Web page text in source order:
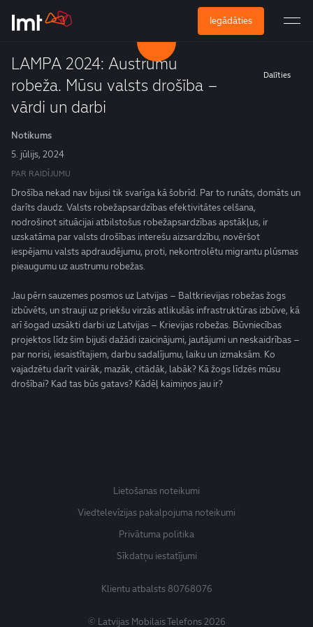
Iegādāties
LAMPA 2024: Austrumu
robeža. Mūsu valsts drošība –
vārdi un darbi
Dalīties
Notikums
5. jūlijs, 2024
PAR RAIDĪJUMU
Drošība nekad nav bijusi tik svarīga kā šobrīd. Par to runāts, domāts un
darīts daudz. Valsts robežapsardzības efektivitātes celšana,
nodrošinot situācijai atbilstošus robežapsardzības apstākļus, ir
uzskatāma par valsts drošības interešu aizsardzību, novēršot
iespējamu valsts apdraudējumu, proti, nekontrolētu migrantu plūsmas
pieaugumu uz austrumu robežas.
Jau pērn sauzemes posmos uz Latvijas – Baltkrievijas robežas žogs
izbūvēts, un strauji uz priekšu virzās atlikušās infrastruktūras izbūve, kā
arī šogad uzsākti darbi uz Latvijas – Krievijas robežas. Būvniecības
projektos līdz šim bijuši dažādi izaicinājumi, jautājumi un neskaidrības –
par norisi, iesaistītajiem, darbu sadalījumu, laiku un izmaksām. Ko
vajadzētu darīt vairāk, mazāk, citādāk, labāk? Kā žogs līdzēs mūsu
drošībai? Kad tas būs gatavs? Kādēļ kaimiņos jau ir?
Lietošanas noteikumi
Viedtelevīzijas pakalpojuma noteikumi
Privātuma politika
Sīkdatņu iestatījumi
Klientu atbalsts80768076
© Latvijas Mobilais Telefons 2026